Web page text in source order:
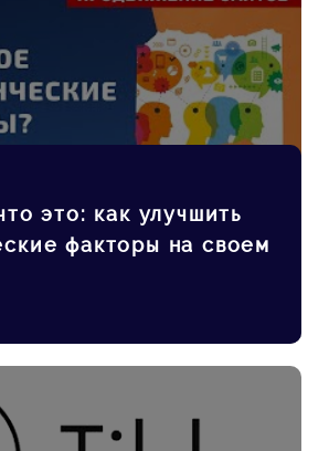
это: как улучшить
факторы на своем